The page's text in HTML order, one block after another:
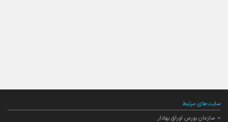
سایت‌های مرتبط
سازمان بورس اوراق بهادار